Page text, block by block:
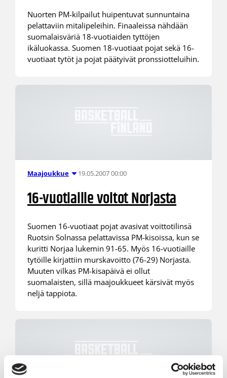
Nuorten PM-kilpailut huipentuvat sunnuntaina
pelattaviin mitalipeleihin. Finaaleissa nähdään
suomalaisväriä 18-vuotiaiden tyttöjen
ikäluokassa. Suomen 18-vuotiaat pojat sekä 16-
vuotiaat tytöt ja pojat päätyivät pronssiotteluihin.
Maajoukkue 19.05.2007 00:00
16-vuotiaille voitot Norjasta
Suomen 16-vuotiaat pojat avasivat voittotilinsä
Ruotsin Solnassa pelattavissa PM-kisoissa, kun se
kuritti Norjaa lukemin 91-65. Myös 16-vuotiaille
tytöille kirjattiin murskavoitto (76-29) Norjasta.
Muuten vilkas PM-kisapäivä ei ollut
suomalaisten, sillä maajoukkueet kärsivät myös
neljä tappiota.